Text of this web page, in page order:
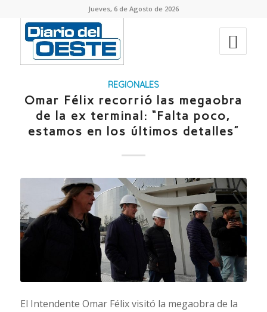
Jueves, 6 de Agosto de 2026
REGIONALES
Omar Félix recorrió las megaobra
de la ex terminal: “Falta poco,
estamos en los últimos detalles”
El Intendente Omar Félix visitó la megaobra de la